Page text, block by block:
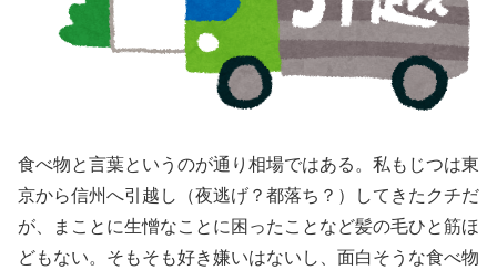
食べ物と言葉というのが通り相場ではある。私もじつは東
京から信州へ引越し（夜逃げ？都落ち？）してきたクチだ
が、まことに生憎なことに困ったことなど髪の毛ひと筋ほ
どもない。そもそも好き嫌いはないし、面白そうな食べ物